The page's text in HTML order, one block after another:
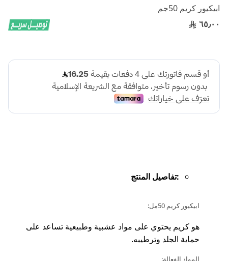
ابيكيور كريم 50جم
٦٥٫٠٠
:تفاصيل المنتج
ابيكيور كريم 50مل:
هو كريم يحتوي على مواد عشبية وطبيعية تساعد على
حماية الجلد وترطيبه.
المواد الفعالة: